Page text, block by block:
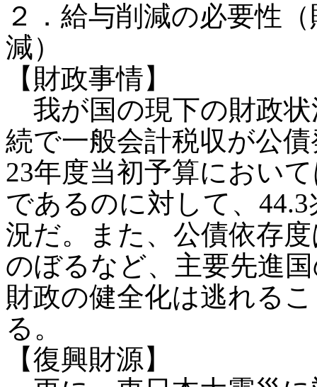
２．給与削減の必要性
減）
【財政事情】
我が国の現下の財政
続で一般会計税収が公
23年度当初予算におい
であるのに対して、
況だ。また、公債依存
のぼるなど、主要先進
財政の健全化は逃れる
る。
【復興財源】